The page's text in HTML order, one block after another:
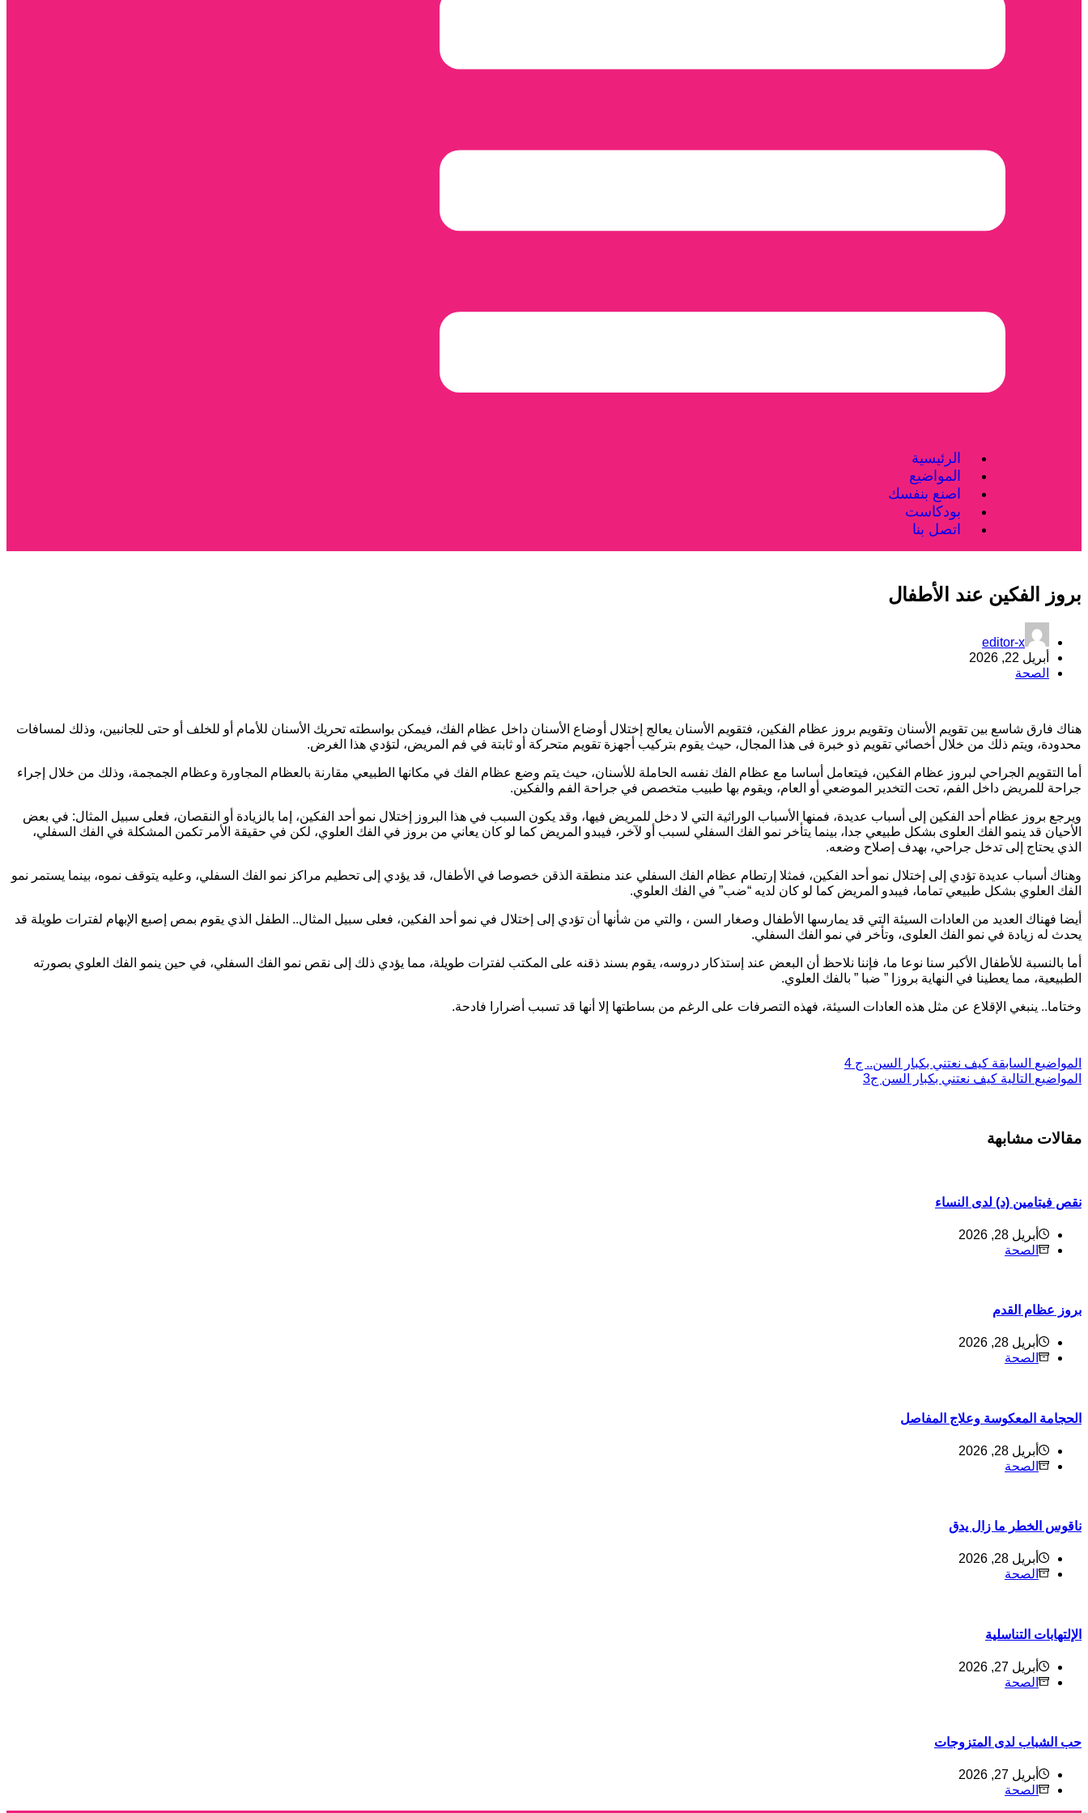
الرئيسية
المواضيع
اصنع بنفسك
بودكاست
اتصل بنا
بروز الفكين عند الأطفال
editor-x
أبريل 22, 2026
الصحة
هناك فارق شاسع بين تقويم الأسنان وتقويم بروز عظام الفكين، فتقويم الأسنان يعالج إختلال أوضاع الأسنان داخل عظام الفك، فيمكن بواسطته تحريك الأسنان للأمام أو للخلف أو حتى للجانبين، وذلك لمسافات
محدودة، ويتم ذلك من خلال أخصائي تقويم ذو خبرة فى هذا المجال، حيث يقوم بتركيب أجهزة تقويم متحركة أو ثابتة في فم المريض، لتؤدي هذا الغرض.
أما التقويم الجراحي لبروز عظام الفكين، فيتعامل أساسا مع عظام الفك نفسه الحاملة للأسنان، حيث يتم وضع عظام الفك في مكانها الطبيعي مقارنة بالعظام المجاورة وعظام الجمجمة، وذلك من خلال إجراء
جراحة للمريض داخل الفم، تحت التخدير الموضعي أو العام، ويقوم بها طبيب متخصص في جراحة الفم والفكين.
ويرجع بروز عظام أحد الفكين إلى أسباب عديدة، فمنها الأسباب الوراثية التي لا دخل للمريض فيها، وقد يكون السبب في هذا البروز إختلال نمو أحد الفكين، إما بالزيادة أو النقصان، فعلى سبيل المثال: في بعض
الأحيان قد ينمو الفك العلوى بشكل طبيعي جدا، بينما يتأخر نمو الفك السفلي لسبب أو لآخر، فيبدو المريض كما لو كان يعاني من بروز في الفك العلوي، لكن في حقيقة الأمر تكمن المشكلة في الفك السفلي،
الذي يحتاج إلى تدخل جراحي، بهدف إصلاح وضعه.
وهناك أسباب عديدة تؤدي إلى إختلال نمو أحد الفكين، فمثلا إرتطام عظام الفك السفلي عند منطقة الذقن خصوصا في الأطفال، قد يؤدي إلى تحطيم مراكز نمو الفك السفلي، وعليه يتوقف نموه، بينما يستمر نمو
الفك العلوي بشكل طبيعي تماما، فيبدو المريض كما لو كان لديه “ضب” في الفك العلوي.
أيضا فهناك العديد من العادات السيئة التي قد يمارسها الأطفال وصغار السن ، والتي من شأنها أن تؤدي إلى إختلال في نمو أحد الفكين، فعلى سبيل المثال.. الطفل الذي يقوم بمص إصبع الإبهام لفترات طويلة قد
يحدث له زيادة في نمو الفك العلوى، وتأخر في نمو الفك السفلي.
أما بالنسبة للأطفال الأكبر سنا نوعا ما، فإننا نلاحظ أن البعض عند إستذكار دروسه، يقوم بسند ذقنه على المكتب لفترات طويلة، مما يؤدي ذلك إلى نقص نمو الفك السفلي، في حين ينمو الفك العلوي بصورته
الطبيعية، مما يعطينا في النهاية بروزا ” ضبا ” بالفك العلوي.
وختاما.. ينبغي الإقلاع عن مثل هذه العادات السيئة، فهذه التصرفات على الرغم من بساطتها إلا أنها قد تسبب أضرارا فادحة.
المواضيع السابقة كيف نعتني بكبار السن.. ج 4
المواضيع التالية كيف نعتني بكبار السن ج3
مقالات مشابهة
نقص فيتامين (د) لدى النساء
أبريل 28, 2026
الصحة
بروز عظام القدم
أبريل 28, 2026
الصحة
الحجامة المعكوسة وعلاج المفاصل
أبريل 28, 2026
الصحة
ناقوس الخطر ما زال يدق
أبريل 28, 2026
الصحة
الإلتهابات التناسلية
أبريل 27, 2026
الصحة
حب الشباب لدى المتزوجات
أبريل 27, 2026
الصحة